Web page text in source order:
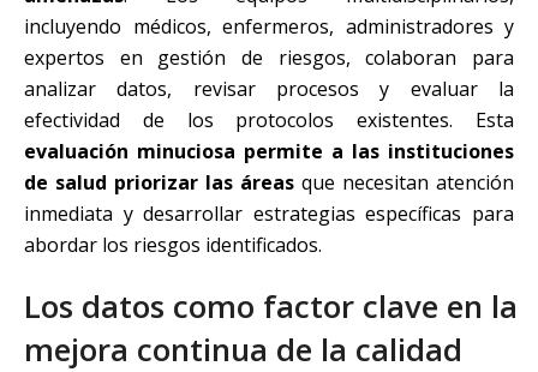
incluyendo médicos, enfermeros, administradores y
expertos en gestión de riesgos, colaboran para
analizar datos, revisar procesos y evaluar la
efectividad de los protocolos existentes. Esta
evaluación minuciosa permite a las instituciones
de salud priorizar las áreas que necesitan atención
inmediata y desarrollar estrategias específicas para
abordar los riesgos identificados.
Los datos como factor clave en la
mejora continua de la calidad